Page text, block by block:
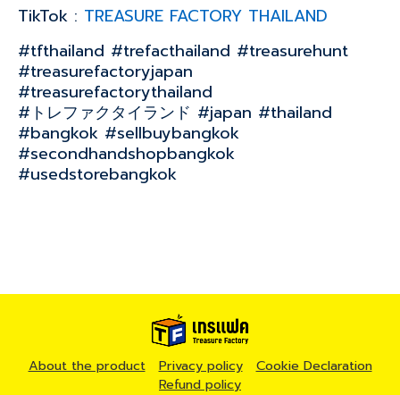
TikTok : TREASURE FACTORY THAILAND
#tfthailand #trefacthailand #treasurehunt
#treasurefactoryjapan
#treasurefactorythailand
#トレファクタイランド #japan #thailand
#bangkok #sellbuybangkok
#secondhandshopbangkok
#usedstorebangkok
About the product Privacy policy
Cookie Declaration
Refund policy